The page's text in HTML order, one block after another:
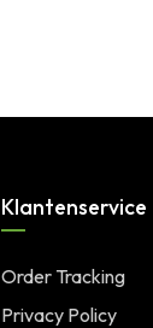
Klantenservice
Order Tracking
Privacy Policy